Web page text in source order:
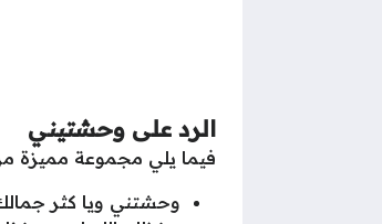
الرد على وحشتيني
فيما يلي مجموعة مميزة
وحشتني ويا كثر